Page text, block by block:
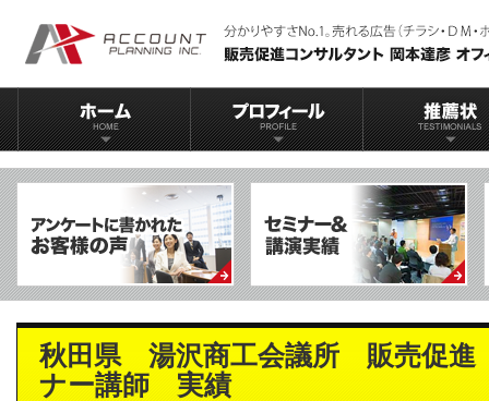
秋田県 湯沢商工会議所 販売促進
ナー講師 実績